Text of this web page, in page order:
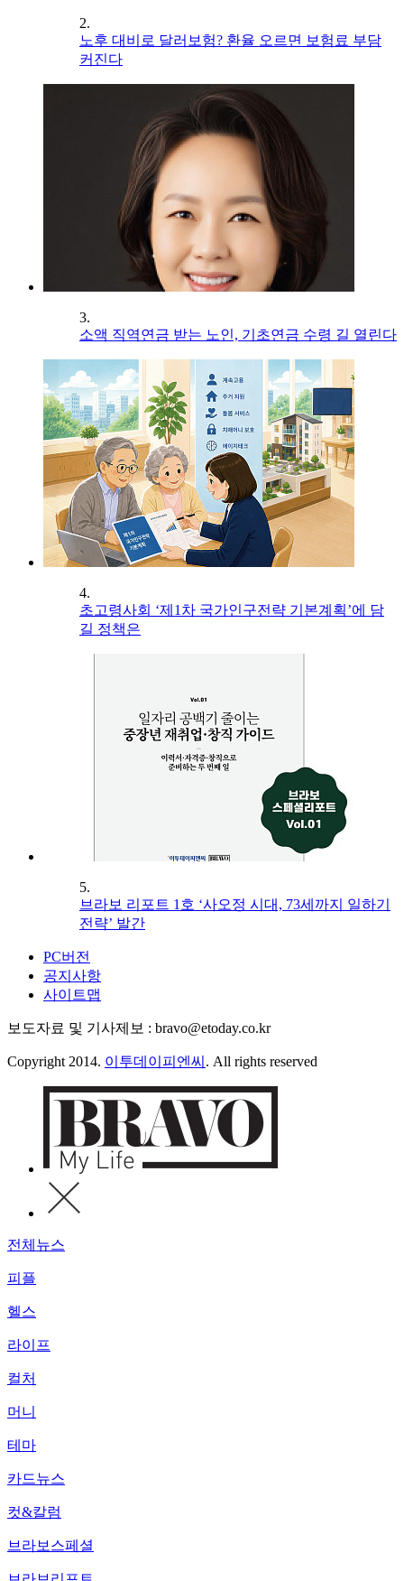
2.
노후 대비로 달러보험? 환율 오르면 보험료 부담
커진다
3.
소액 직역연금 받는 노인, 기초연금 수령 길 열린다
4.
초고령사회 ‘제1차 국가인구전략 기본계획’에 담
길 정책은
5.
브라보 리포트 1호 ‘사오정 시대, 73세까지 일하기
전략’ 발간
PC버전
공지사항
사이트맵
보도자료 및 기사제보 : bravo@etoday.co.kr
Copyright 2014. 이투데이피엔씨 . All rights reserved
전체뉴스
피플
헬스
라이프
컬처
머니
테마
카드뉴스
컷&칼럼
브라보스페셜